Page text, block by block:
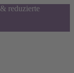
reduzierte